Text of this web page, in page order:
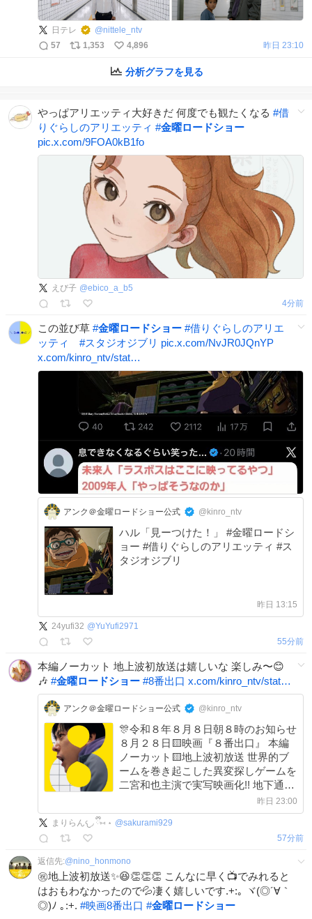
日テレ @nittele_ntv
57
1,353 4,896 昨日 23:10
分析グラフを見る
やっぱアリエッティ大好きだ 何度でも観たくなる #借
りぐらしのアリエッティ #金曜ロードショー
pic.x.com/9FOA0kB1fo
えび子 @ebico_a_b5
4分前
この並び草 #金曜ロードショー #借りぐらしのアリエ
ッティ
#スタジオジブリ pic.x.com/NvJR0JQnYP
x.com/kinro_ntv/stat…
アンク＠金曜ロードショー公式 @kinro_ntv
ハル「見ーつけた！」 #金曜ロードシ
ョー #借りぐらしのアリエッティ #ス
タジオジブリ
昨日 13:15
24yufi32 @YuYufi2971
55分前
本編ノーカット 地上波初放送は嬉しいな 楽しみ〜😊
🎶 #金曜ロードショー #8番出口 x.com/kinro_ntv/stat…
アンク＠金曜ロードショー公式 @kinro_ntv
🎊令和８年８月８日朝８時のお知らせ
８月２８日🟨映画『８番出口』 本編
ノーカット🟨地上波初放送 世界的ブ
ームを巻き起こした異変探しゲームを
二宮和也主演で実写映画化!! 地下通路
に迷い込んだ男は絶望的な無限ループ
地獄から抜け出すことは出来るのか!?
昨日 23:00
まりらん𐔌◞ ྀི⑅ ⋆ @sakurami929
57分前
返信先:@nino_honmono
㊗️地上波初放送✨️😆👏👏👏 こんなに早く📺️でみれると
はおもわなかったので💦凄く嬉しいです.+:｡ ヾ(◎´∀｀
◎)ﾉ ｡:+. #映画8番出口 #金曜ロードショー